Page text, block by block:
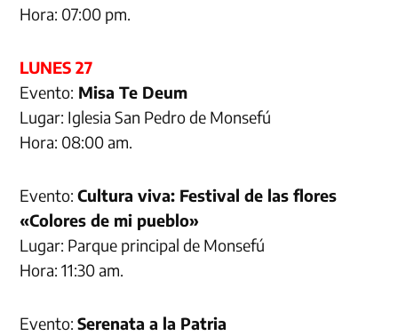
Hora: 07:00 pm.
LUNES 27
Evento: Misa Te Deum
Lugar: Iglesia San Pedro de Monsefú
Hora: 08:00 am.
Evento:Cultura viva: Festival de las flores
«Colores de mi pueblo»
Lugar: Parque principal de Monsefú
Hora: 11:30 am.
Evento:Serenata a la Patria